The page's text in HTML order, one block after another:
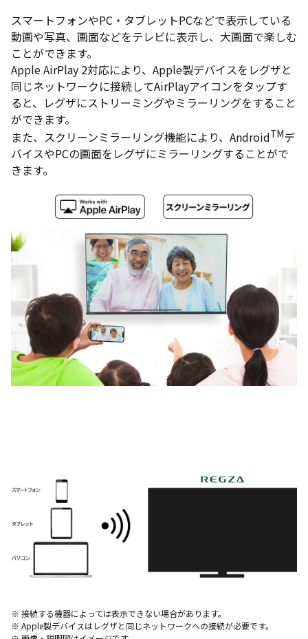
スマートフォンやPC・タブレットPCなどで表示している
動画や写真、画面などをテレビに表示し、大画面で楽しむ
ことができます。
Apple AirPlay 2対応により、Apple製デバイスをレグザと
同じネットワークに接続してAirPlayアイコンをタップす
ると、レグザにストリーミングやミラーリングをすること
ができます。
また、スクリーンミラーリング機能により、AndroidTMデ
バイスやPCの画面をレグザにミラーリングすることがで
きます。
※ 接続する機器によっては表示できない場合があります。
※ Apple製デバイスはレグザと同じネットワークへの接続が必要です。